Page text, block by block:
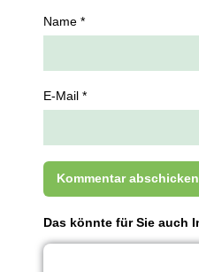
Name *
E-Mail *
Das könnte für Sie auch